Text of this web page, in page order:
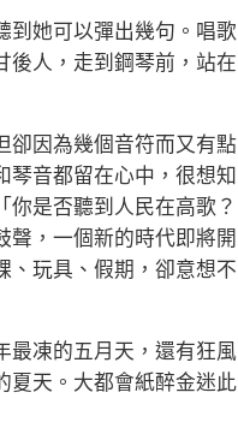
她可以彈出幾句。唱歌
後人，走到鋼琴前，站在
因為幾個音符而又有點
琴音都留在心中，很想知
是否聽到人民在高歌？
聲，一個新的時代即將開
、玩具、假期，卻意想不
凍的五月天，還有狂風
夏天。大都會紙醉金迷此